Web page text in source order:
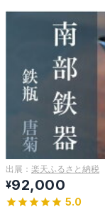
出展： 楽天ふるさと納税
¥92,000
5.0